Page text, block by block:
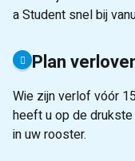
a Student snel bij
Plan
Wie zijn verlof vóór
heeft u op de
in uw rooster.